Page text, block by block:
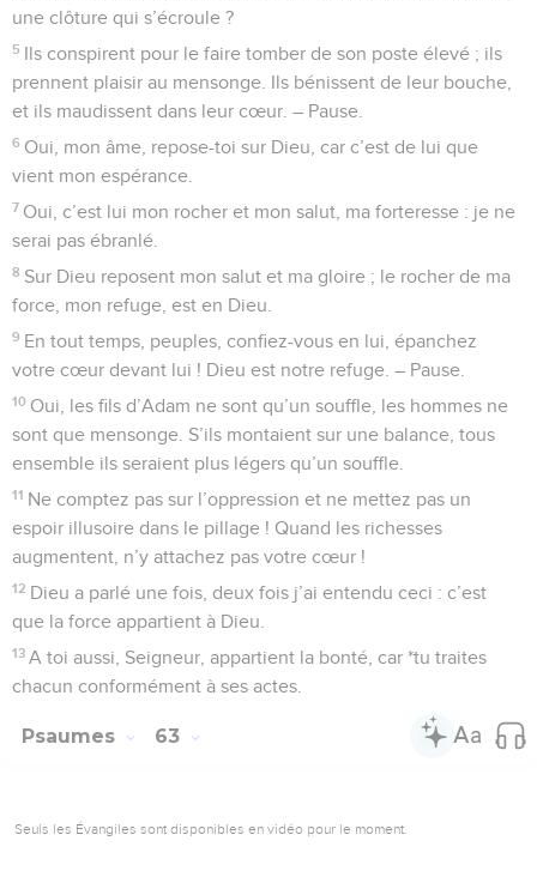
une clôture qui s’écroule ?
5 Ils conspirent pour le faire tomber de son poste élevé ; ils
prennent plaisir au mensonge. Ils bénissent de leur bouche,
et ils maudissent dans leur cœur. – Pause.
6 Oui, mon âme, repose-toi sur Dieu, car c’est de lui que
vient mon espérance.
7 Oui, c’est lui mon rocher et mon salut, ma forteresse : je ne
serai pas ébranlé.
8 Sur Dieu reposent mon salut et ma gloire ; le rocher de ma
force, mon refuge, est en Dieu.
9 En tout temps, peuples, confiez-vous en lui, épanchez
votre cœur devant lui ! Dieu est notre refuge. – Pause.
10 Oui, les fils d’Adam ne sont qu’un souffle, les hommes ne
sont que mensonge. S’ils montaient sur une balance, tous
ensemble ils seraient plus légers qu’un souffle.
11 Ne comptez pas sur l’oppression et ne mettez pas un
espoir illusoire dans le pillage ! Quand les richesses
augmentent, n’y attachez pas votre cœur !
12 Dieu a parlé une fois, deux fois j’ai entendu ceci : c’est
que la force appartient à Dieu.
13 A toi aussi, Seigneur, appartient la bonté, car *tu traites
chacun conformément à ses actes.
Psaumes 63
Seuls les Évangiles sont disponibles en vidéo pour le moment.